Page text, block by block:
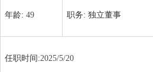
年龄: 49 职务: 独立董事
任职时间:2025/5/20